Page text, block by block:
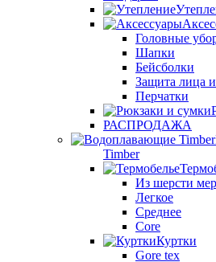
Головные
Шапки
Бейсболки
Защита лица
Перчатки
РАСПРОДАЖА
Timber
Из шерсти
Легкое
Среднее
Core
Куртки
Gore tex